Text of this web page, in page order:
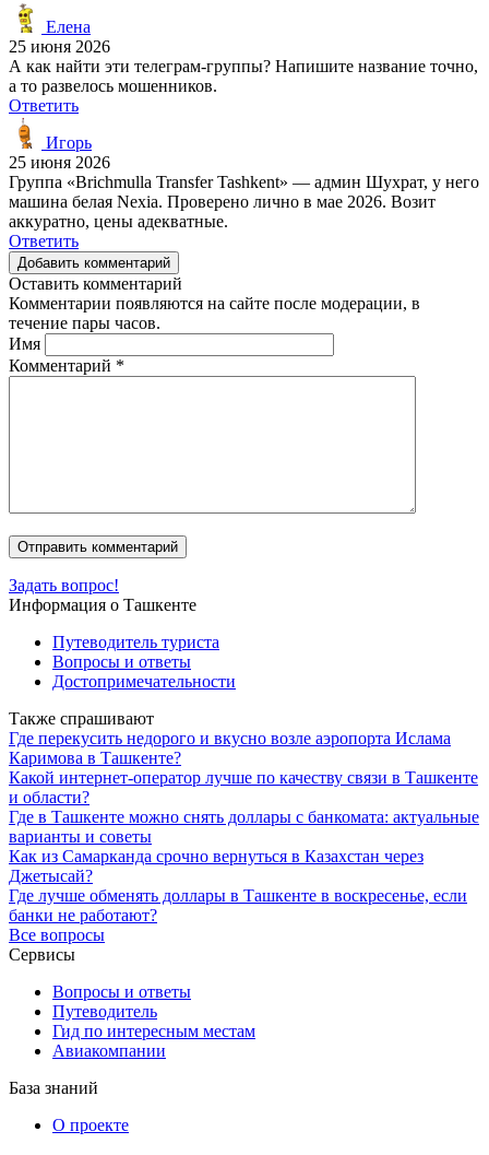
Елена
25 июня 2026
А как найти эти телеграм-группы? Напишите название точно,
а то развелось мошенников.
Ответить
Игорь
25 июня 2026
Группа «Brichmulla Transfer Tashkent» — админ Шухрат, у него
машина белая Nexia. Проверено лично в мае 2026. Возит
аккуратно, цены адекватные.
Ответить
Добавить комментарий
Оставить комментарий
Комментарии появляются на сайте после модерации, в
течение пары часов.
Имя
Комментарий *
Задать вопрос!
Информация о Ташкенте
Путеводитель туриста
Вопросы и ответы
Достопримечательности
Также спрашивают
Где перекусить недорого и вкусно возле аэропорта Ислама
Каримова в Ташкенте?
Какой интернет-оператор лучше по качеству связи в Ташкенте
и области?
Где в Ташкенте можно снять доллары с банкомата: актуальные
варианты и советы
Как из Самарканда срочно вернуться в Казахстан через
Джетысай?
Где лучше обменять доллары в Ташкенте в воскресенье, если
банки не работают?
Все вопросы
Сервисы
Вопросы и ответы
Путеводитель
Гид по интересным местам
Авиакомпании
База знаний
О проекте